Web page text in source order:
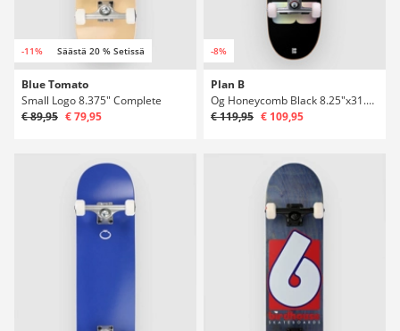
-11% Säästä 20 % Setissä
Blue Tomato
Small Logo 8.375" Complete
€ 89,95 € 79,95
-8%
Plan B
Og Honeycomb Black 8.25"x31.85" Complete
€ 119,95 € 109,95